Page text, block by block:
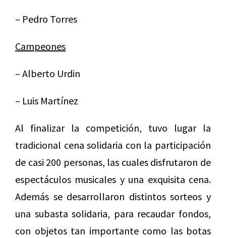
– Pedro Torres
Campeones
– Alberto Urdin
– Luis Martínez
Al finalizar la competición, tuvo lugar la
tradicional cena solidaria con la participación
de casi 200 personas, las cuales disfrutaron de
espectáculos musicales y una exquisita cena.
Además se desarrollaron distintos sorteos y
una subasta solidaria, para recaudar fondos,
con objetos tan importante como las botas